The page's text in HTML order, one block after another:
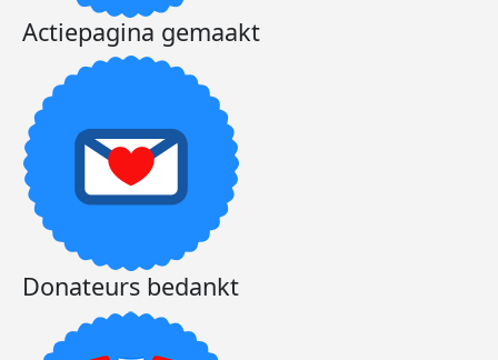
Actiepagina gemaakt
Donateurs bedankt